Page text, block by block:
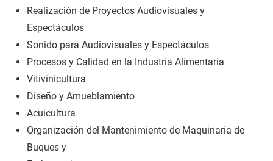
Realización de Proyectos Audiovisuales y
Espectáculos
Sonido para Audiovisuales y Espectáculos
Procesos y Calidad en la Industria Alimentaria
Vitivinicultura
Diseño y Amueblamiento
Acuicultura
Organización del Mantenimiento de Maquinaria de
Buques y